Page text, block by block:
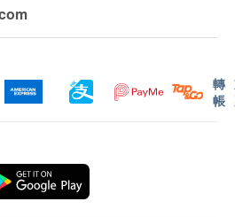
長或監護人簽署妥當，可接受
示已簽署的同意書及簽署者的
實無誤後可提供服務。
關檢查，逾期作廢。
估才可注射，如有需要，醫生
轉
帳